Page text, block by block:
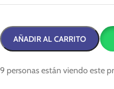
AÑADIR AL CARRITO
9 personas están viendo este